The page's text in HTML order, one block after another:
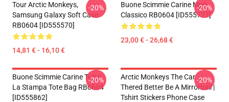
Tour Arctic Monkeys,
Samsung Galaxy Soft Case
RB0604 [ID555570]
14,81 € - 16,10 €
-20%
Buone Scimmie Carine Mug
Classico RB0604 [ID555777]
23,00 € - 26,68 €
-20%
Buone Scimmie Carine Tutta
La Stampa Tote Bag RB0604
[ID555862]
-20%
Arctic Monkeys The Car
Thered Better Be A Mirrorball |
Tshirt Stickers Phone Case
-20%